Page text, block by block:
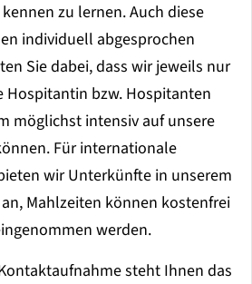
zu lernen. Auch diese
individuell abgesprochen
Sie dabei, dass wir jeweils nur
Hospitantin bzw. Hospitanten
möglichst intensiv auf unsere
Für internationale
wir Unterkünfte in unserem
Mahlzeiten können kostenfrei
werden.
steht Ihnen das